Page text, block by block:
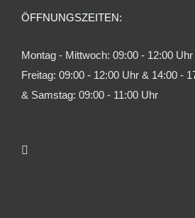
ÖFFNUNGSZEITEN:
Montag - Mittwoch: 09:00 - 12:00
Freitag: 09:00 - 12:00 Uhr & 14:00 -
& Samstag: 09:00 - 11:00 Uhr